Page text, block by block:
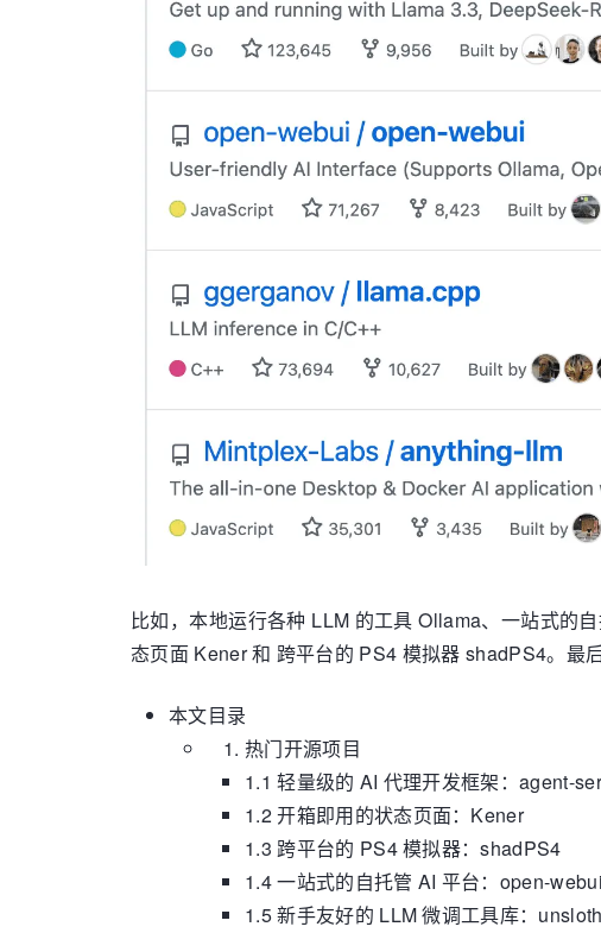
比如，本地运行各种 LLM 的工具 Ollama、一站式的
态页面 Kener 和 跨平台的 PS4 模拟器 shadPS4。最
本文目录
热门开源项目
1.1 轻量级的 AI 代理开发框架：agent-
1.2 开箱即用的状态页面：Kener
1.3 跨平台的 PS4 模拟器：shadPS4
1.4 一站式的自托管 AI 平台：open-webui
1.5 新手友好的 LLM 微调工具库：unsloth